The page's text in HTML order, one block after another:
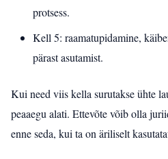
protsess.
Kell 5: raamatupidamine,
pärast asutamist.
Kui need viis kella surutakse ühte
peaaegu alati. Ettevõte võib olla
enne seda, kui ta on äriliselt